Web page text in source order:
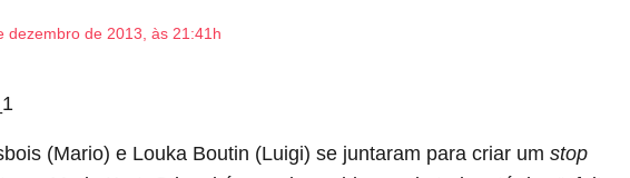
dezembro de 2013, às 21:41h
(Mario) e Louka Boutin (Luigi) se juntaram para criar um stop